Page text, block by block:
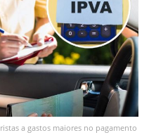
a gastos maiores no pagamento